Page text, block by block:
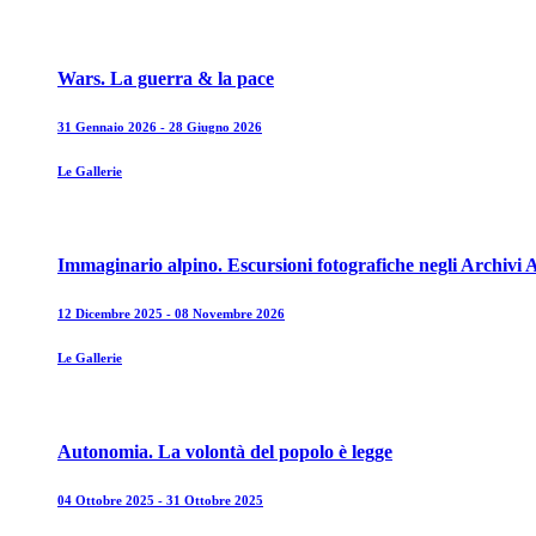
Wars. La guerra & la pace
31 Gennaio 2026 - 28 Giugno 2026
Le Gallerie
Immaginario alpino. Escursioni fotografiche negli Archivi
12 Dicembre 2025 - 08 Novembre 2026
Le Gallerie
Autonomia. La volontà del popolo è legge
04 Ottobre 2025 - 31 Ottobre 2025